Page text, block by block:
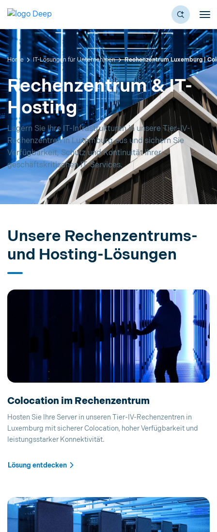
Home IT-Lösungen für Unternehmen Rechenzentrum Luxemburg |
Rechenzentrum & IT-
Hosting
Lagern Sie Ihre IT-Infrastrukturen in unsere Tier-IV-
Rechenzentren in Luxemburg aus und sichern Sie
Verfügbarkeit, Schutz und Kontinuität Ihrer
geschäftskritischen IT-Services.
Unsere Rechenzentrums-
und Hosting-Lösungen
Colocation im Rechenzentrum
Hosten Sie Ihre Server in unseren Tier-IV-Rechenzentren in
Luxemburg mit sicherer Colocation, hoher Verfügbarkeit und
leistungsstarker Konnektivität.
Lösung entdecken